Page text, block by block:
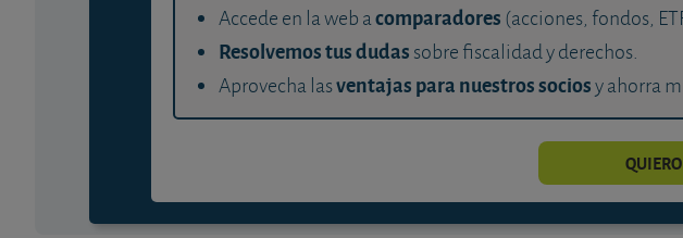
Accede en la web acomparadores (acciones, fondos,
Resolvemos tus dudas sobre fiscalidad y derechos.
Aprovecha lasventajas para nuestros sociosy ahorra